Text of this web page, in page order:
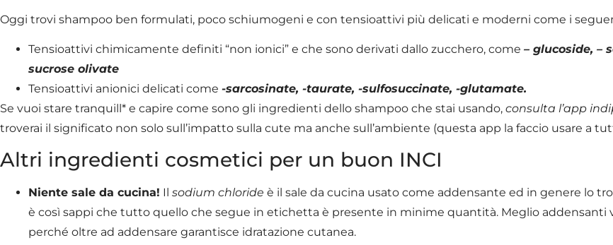
Oggi trovi shampoo ben formulati, poco schiumogeni e con tensioattivi più delicati e moderni come i
Tensioattivi chimicamente definiti “non ionici” e che sono derivati dallo zucchero, come – glucoside, –
sucrose olivate
Tensioattivi anionici delicati come -sarcosinate, -taurate, -sulfosuccinate, -glutamate.
Se vuoi stare tranquill* e capire come sono gli ingredienti dello shampoo che stai usando, consulta l’app
troverai il significato non solo sull’impatto sulla cute ma anche sull’ambiente (questa app la faccio usare a
Altri ingredienti cosmetici per un buon INCI
Niente sale da cucina! Il sodium chloride è il sale da cucina usato come addensante ed in genere lo
è così sappi che tutto quello che segue in etichetta è presente in minime quantità. Meglio addensanti
perché oltre ad addensare garantisce idratazione cutanea.